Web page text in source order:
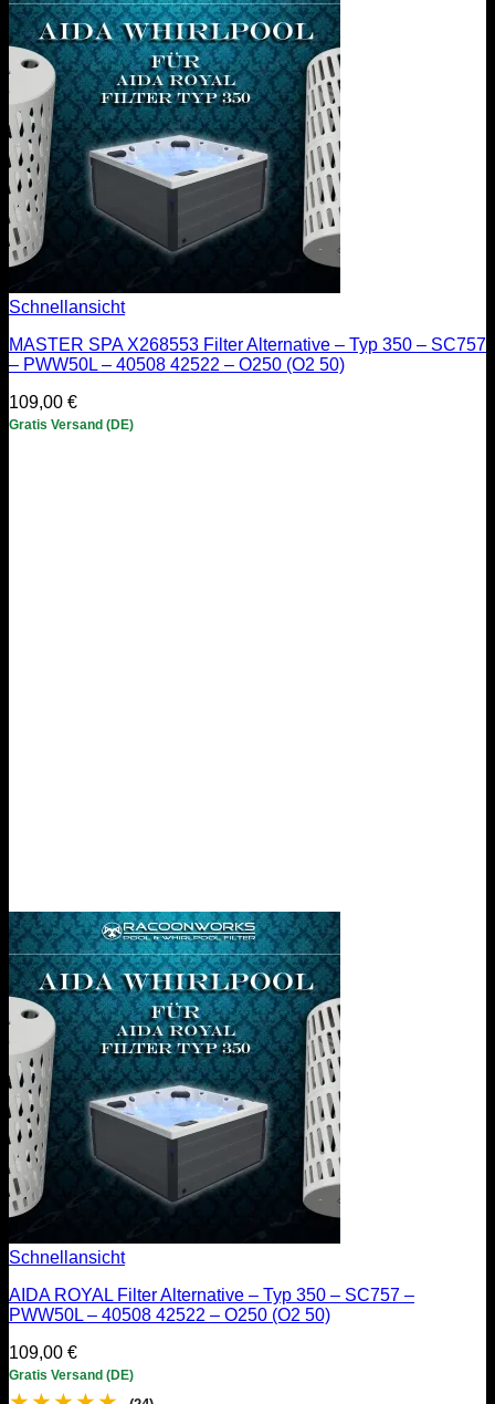
Schnellansicht
MASTER SPA X268553 Filter Alternative – Typ 350 – SC757
– PWW50L – 40508 42522 – O250 (O2 50)
109,00 €
Gratis Versand (DE)
Schnellansicht
AIDA ROYAL Filter Alternative – Typ 350 – SC757 –
PWW50L – 40508 42522 – O250 (O2 50)
109,00 €
Gratis Versand (DE)